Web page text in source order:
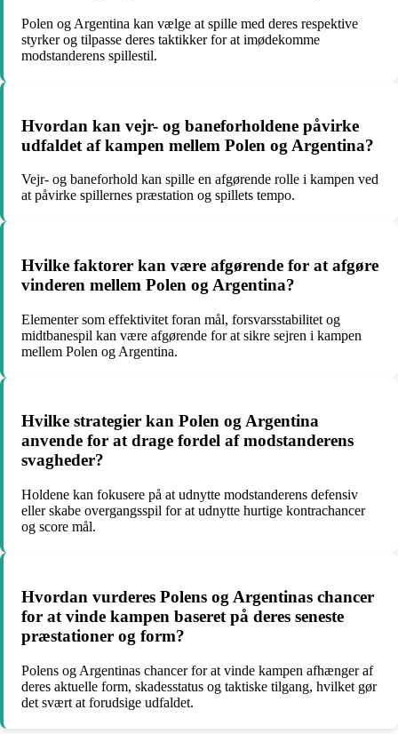
Polen og Argentina kan vælge at spille med deres respektive
styrker og tilpasse deres taktikker for at imødekomme
modstanderens spillestil.
Hvordan kan vejr- og baneforholdene påvirke
udfaldet af kampen mellem Polen og Argentina?
Vejr- og baneforhold kan spille en afgørende rolle i kampen ved
at påvirke spillernes præstation og spillets tempo.
Hvilke faktorer kan være afgørende for at afgøre
vinderen mellem Polen og Argentina?
Elementer som effektivitet foran mål, forsvarsstabilitet og
midtbanespil kan være afgørende for at sikre sejren i kampen
mellem Polen og Argentina.
Hvilke strategier kan Polen og Argentina
anvende for at drage fordel af modstanderens
svagheder?
Holdene kan fokusere på at udnytte modstanderens defensiv
eller skabe overgangsspil for at udnytte hurtige kontrachancer
og score mål.
Hvordan vurderes Polens og Argentinas chancer
for at vinde kampen baseret på deres seneste
præstationer og form?
Polens og Argentinas chancer for at vinde kampen afhænger af
deres aktuelle form, skadesstatus og taktiske tilgang, hvilket gør
det svært at forudsige udfaldet.